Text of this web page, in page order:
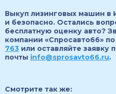
Выкуп лизинговых машин в
и безопасно. Остались
бесплатную оценку авто?
компании «Спросавто66»
763 или оставляйте заявку
почты info@sprosavto66.ru.
Смотрите так же: